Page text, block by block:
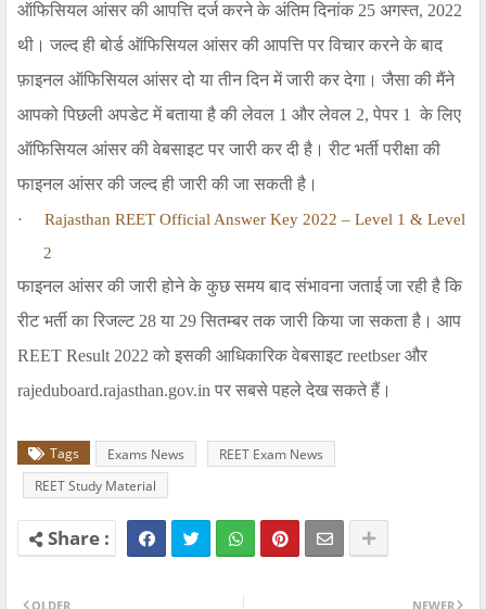
ऑफिसियल आंसर की आपत्ति दर्ज करने के अंतिम दिनांक 25 अगस्त, 2022
थी। जल्द ही बोर्ड ऑफिसियल आंसर की आपत्ति पर विचार करने के बाद
फ़ाइनल ऑफिसियल आंसर दो या तीन दिन में जारी कर देगा। जैसा की मैंने
आपको पिछली अपडेट में बताया है की लेवल 1 और लेवल 2, पेपर 1 के लिए
ऑफिसियल आंसर की वेबसाइट पर जारी कर दी है। रीट भर्ती परीक्षा की
फाइनल आंसर की जल्द ही जारी की जा सकती है।
·
Rajasthan REET Official Answer Key 2022 – Level 1 & Level
2
फाइनल आंसर की जारी होने के कुछ समय बाद संभावना जताई जा रही है कि
रीट भर्ती का रिजल्ट 28 या 29 सितम्बर तक जारी किया जा सकता है। आप
REET Result 2022 को इसकी आधिकारिक वेबसाइटreetbserऔर
rajeduboard.rajasthan.gov.in पर सबसे पहले देख सकते हैं।
Tags Exams News
REET Exam News
REET Study Material
NEWER
OLDER